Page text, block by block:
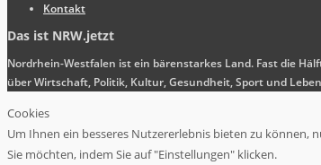
Kontakt
Das ist NRW.jetzt
Nordrhein-Westfalen ist ein bärenstarkes Land. Fast die
über Wirtschaft, Politik, Kultur, Gesundheit, Sport und
Cookies
Um Ihnen ein besseres Nutzererlebnis bieten zu können,
Sie möchten, indem Sie auf "Einstellungen" klicken.